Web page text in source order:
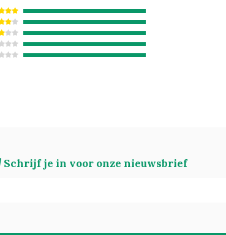
Schrijf je in voor onze nieuwsbrief